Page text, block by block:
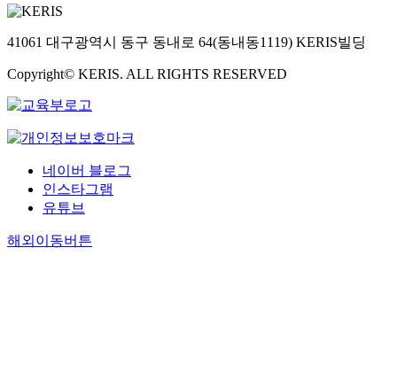
41061 대구광역시 동구 동내로 64(동내동1119) KERIS빌딩
Copyright© KERIS. ALL RIGHTS RESERVED
네이버 블로그
인스타그램
유튜브
해외이동버튼